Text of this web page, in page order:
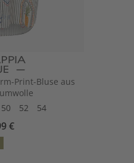
Print-Bluse aus
50 52 54
€